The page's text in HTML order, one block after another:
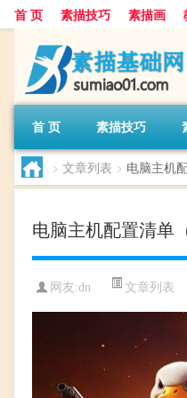
首 页 素描技巧 素描画
首 页 素描技巧
> 文章列表 > 电脑主机
电脑主机配置清单
网友:dn 文章列表